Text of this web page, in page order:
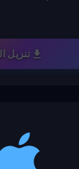
تنزيل